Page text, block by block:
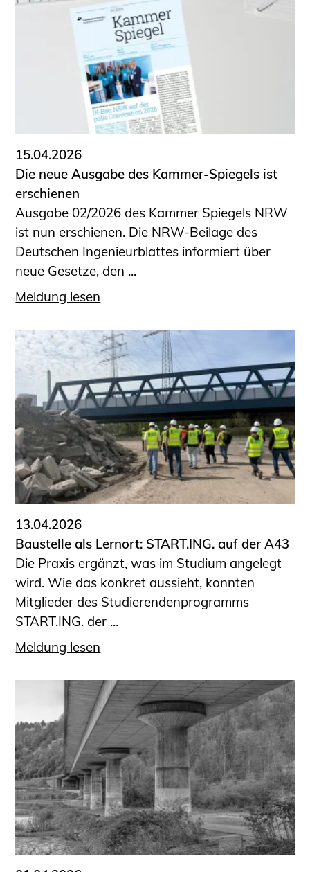
15.04.2026
Die neue Ausgabe des Kammer-Spiegels ist
erschienen
Ausgabe 02/2026 des Kammer Spiegels NRW
ist nun erschienen. Die NRW-Beilage des
Deutschen Ingenieurblattes informiert über
neue Gesetze, den ...
Meldung lesen
13.04.2026
Baustelle als Lernort: START.ING. auf der A43
Die Praxis ergänzt, was im Studium angelegt
wird. Wie das konkret aussieht, konnten
Mitglieder des Studierendenprogramms
START.ING. der ...
Meldung lesen